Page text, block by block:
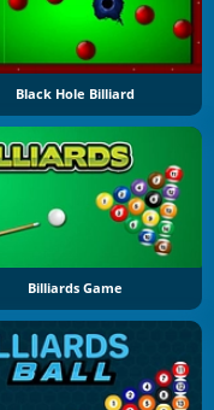
Black Hole Billiard
Billiards Game